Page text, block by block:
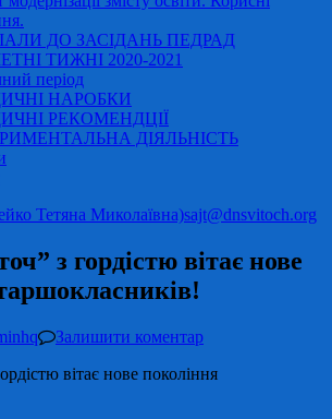
ДО ЗАСІДАНЬ ПЕДРАД
ТИЖНІ 2020-2021
період
НАРОБКИ
РЕКОМЕНДЦІЇ
ДІЯЛЬНІСТЬ
Тетяна Миколаївна)sajt@dnsvitoch.org
з гордістю вітає нове
Залишити коментар
вітає нове покоління